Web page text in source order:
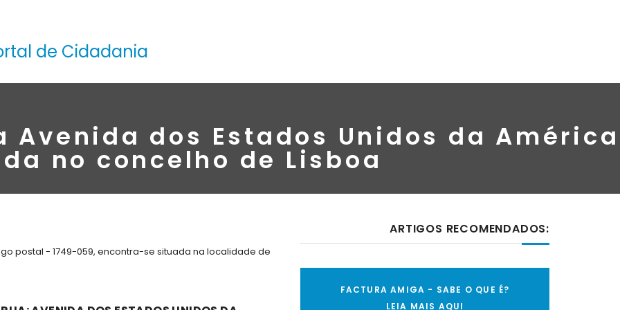
de Cidadania
Avenida dos Estados Unidos da América
no concelho de Lisboa
postal - 1749-059, encontra-se situada na localidade de
ARTIGOS RECOMENDADOS:
FACTURA AMIGA - SABE O QUE É?
LEIA MAIS AQUI